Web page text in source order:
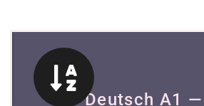
Deutsch A1 —